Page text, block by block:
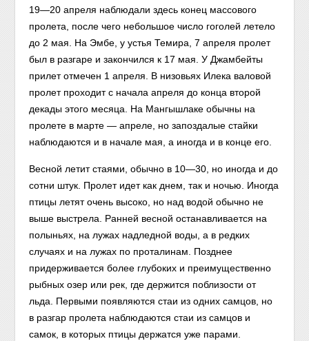
19—20 апреля наблюдали здесь конец массового
пролета, после чего небольшое число гоголей летело
до 2 мая. На Эмбе, у устья Темира, 7 апреля пролет
был в разгаре и закончился к 17 мая. У Джамбейты
прилет отмечен 1 апреля. В низовьях Илека валовой
пролет проходит с начала апреля до конца второй
декады этого месяца. На Мангышлаке обычны на
пролете в марте — апреле, но запоздалые стайки
наблюдаются и в начале мая, а иногда и в конце его.
Весной летит стаями, обычно в 10—30, но иногда и до
сотни штук. Пролет идет как днем, так и ночью. Иногда
птицы летят очень высоко, но над водой обычно не
выше выстрела. Ранней весной останавливается на
полыньях, на лужах надледной воды, а в редких
случаях и на лужах по проталинам. Позднее
придерживается более глубоких и преимущественно
рыбных озер или рек, где держится поблизости от
льда. Первыми появляются стаи из одних самцов, но
в разгар пролета наблюдаются стаи из самцов и
самок, в которых птицы держатся уже парами.